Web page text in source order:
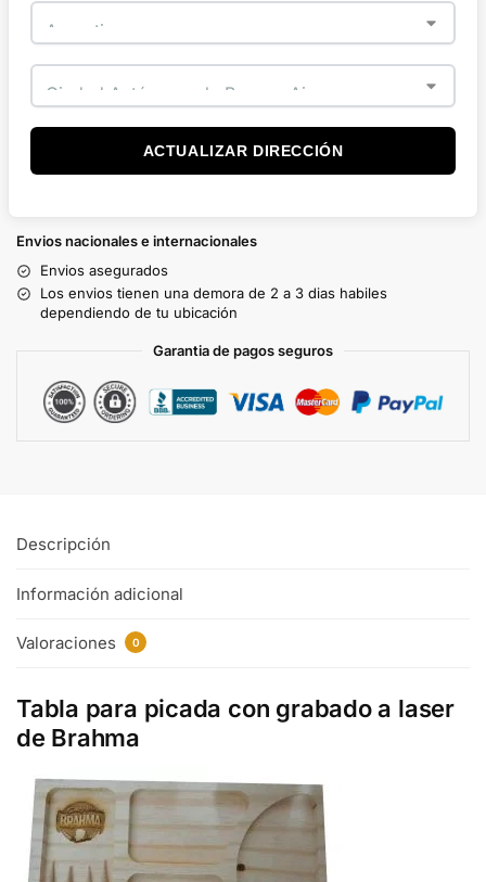
ACTUALIZAR DIRECCIÓN
Envios nacionales e internacionales
Envios asegurados
Los envios tienen una demora de 2 a 3 dias habiles
dependiendo de tu ubicación
Garantia de pagos seguros
Descripción
Información adicional
Valoraciones 0
Tabla para picada con grabado a laser
de Brahma